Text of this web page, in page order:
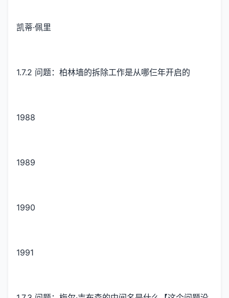
凯蒂·佩里
1.7.2 问题：柏林墙的拆除工作是从哪仨年开启的
1988
1989
1990
1991